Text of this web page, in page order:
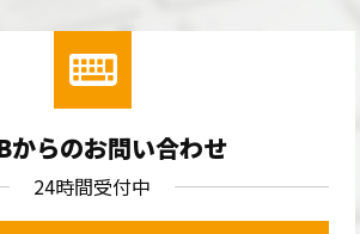
からのお問い合わせ
24時間受付中